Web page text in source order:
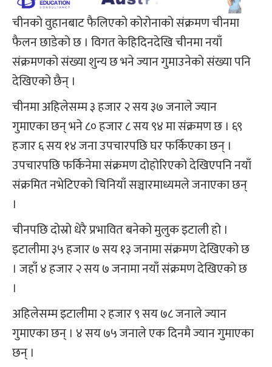
चीनको वुहानबाट फैलिएको कोरोनाको संक्रमण चीनमा
फैलन छाडेको छ । विगत केहिदिनदेखि चीनमा नयाँ
संक्रमणको संख्या शुन्य छ भने ज्यान गुमाउनेको संख्या पनि
देखिएको छैन् ।
चीनमा अहिलेसम्म ३ हजार २ सय ३७ जनाले ज्यान
गुमाएका छन् भने ८० हजार ८ सय ९४ मा संक्रमण छ । ६९
हजार ६ सय १४ जना उपचारपछि घर फर्किएका छन् ।
उपचारपछि फर्किनेमा संक्रमण दोहोरिएको देखिएपनि नयाँ
संक्रमित नभेटिएको चिनियाँ सञ्चारमाध्यमले जनाएका छन्
।
चीनपछि दोस्रो धेरै प्रभावित बनेको मुलुक इटाली हो ।
इटालीमा ३५ हजार ७ सय १३ जनामा संक्रमण देखिएको छ
। जहाँ ४ हजार २ सय ७ जनामा नयाँ संक्रमण देखिएको छ
।
अहिलेसम्म इटालीमा २ हजार ९ सय ७८ जनाले ज्यान
गुमाएका छन् । ४ सय ७५ जनाले एक दिनमै ज्यान गुमाएका
छन् ।